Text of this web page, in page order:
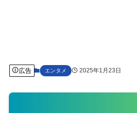
広告 エンタメ 2025年1月23日